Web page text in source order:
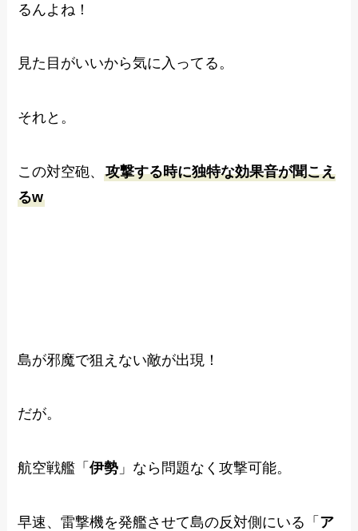
るんよね！
見た目がいいから気に入ってる。
それと。
この対空砲、攻撃する時に独特な効果音が聞こえ
るw
島が邪魔で狙えない敵が出現！
だが。
航空戦艦「伊勢 」なら問題なく攻撃可能。
早速、雷撃機を発艦させて島の反対側にいる「 ア